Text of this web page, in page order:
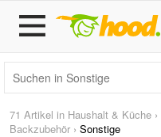
71 Artikel in Haushalt & Küche ›
Backzubehör › Sonstige